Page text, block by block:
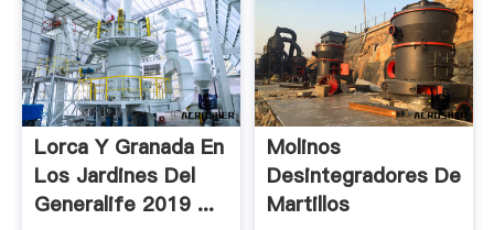
Lorca Y Granada En
Los Jardines Del
Generalife 2019 ...
Molinos
Desintegradores De
Martillos